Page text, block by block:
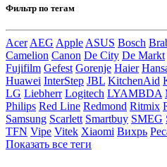
Фильтр по тегам
Acer AEG Apple ASUS Bosch
Camelion Canon De City De Markt
Fujifilm Gefest Gorenje Haier
Huawei InterStep JBL KitchenAid
LG Liebherr Logitech LYAMBDA
Philips Red Line Redmond Ritmix
Samsung Scarlett Smartbuy SMEG
TFN Vipe Vitek Xiaomi Вихрь
Показать все теги